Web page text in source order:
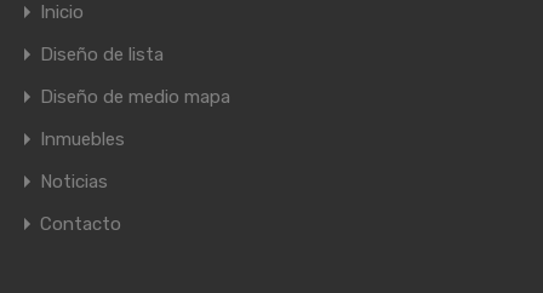
Inicio
Diseño de lista
Diseño de medio mapa
Inmuebles
Noticias
Contacto